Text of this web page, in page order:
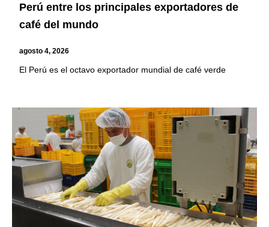
Perú entre los principales exportadores de
café del mundo
agosto 4, 2026
El Perú es el octavo exportador mundial de café verde